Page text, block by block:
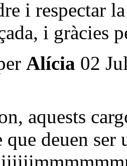
i respectar
i gràcies
Alícia 02
aquests
que deuen ser